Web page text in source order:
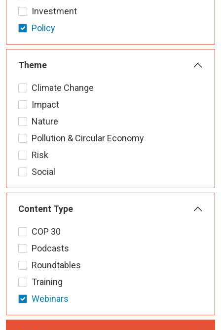
Investment
Policy
Theme
Climate Change
Impact
Nature
Pollution & Circular Economy
Risk
Social
Content Type
COP 30
Podcasts
Roundtables
Training
Webinars